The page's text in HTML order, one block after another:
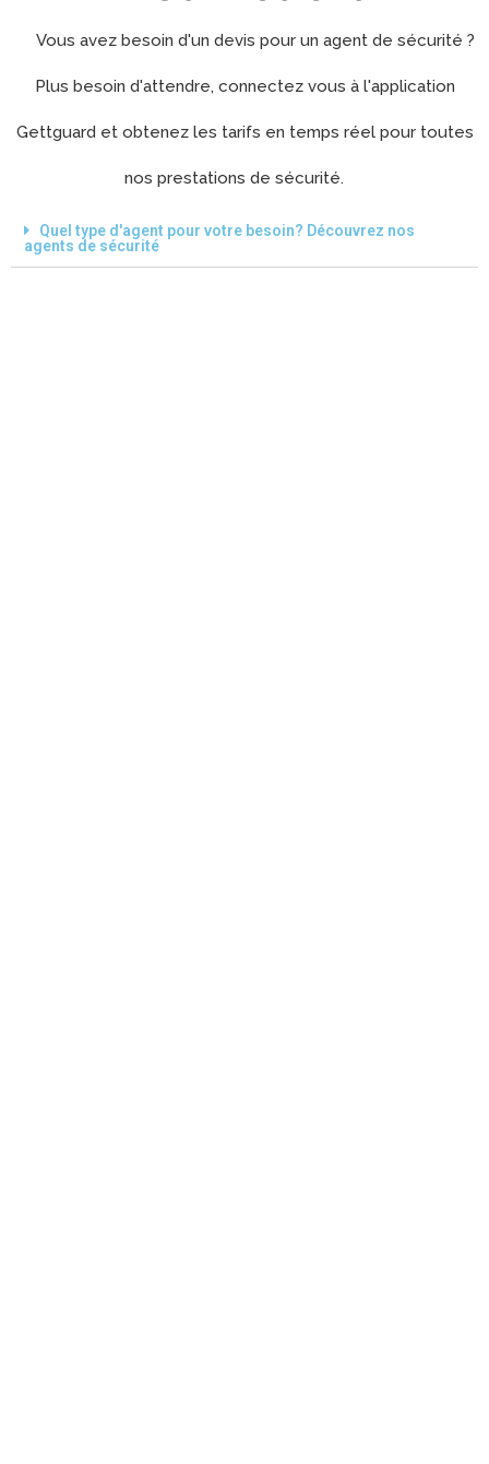
Vous avez besoin d'un devis pour un agent de sécurité ?
Plus besoin d'attendre, connectez vous à l'application
Gettguard et obtenez les tarifs en temps réel pour toutes
nos prestations de sécurité.
Quel type d'agent pour votre besoin? Découvrez nos
agents de sécurité